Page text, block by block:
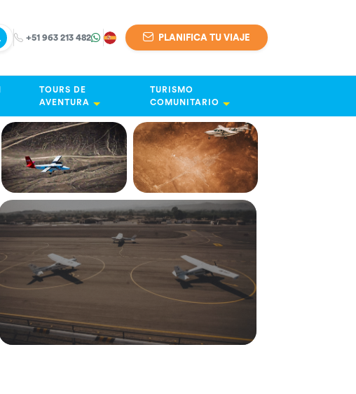
+51 963 213 482 PLANIFICA TU VIAJE
TOURS DE
AVENTURA
TURISMO
COMUNITARIO